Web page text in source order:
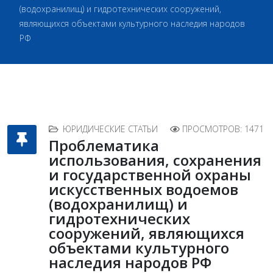
(водохранилищ) и гидротехнических сооружений,
являющихся объектами культурного наследия народов
РФ
ЮРИДИЧЕСКИЕ СТАТЬИ ПРОСМОТРОВ: 1471
Проблематика
использования, сохранения
и государственной охраны
искусственных водоемов
(водохранилищ) и
гидротехнических
сооружений, являющихся
объектами культурного
наследия народов РФ